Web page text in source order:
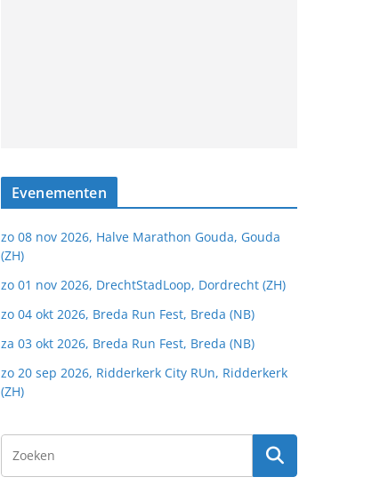
Evenementen
zo 08 nov 2026, Halve Marathon Gouda, Gouda
(ZH)
zo 01 nov 2026, DrechtStadLoop, Dordrecht (ZH)
zo 04 okt 2026, Breda Run Fest, Breda (NB)
za 03 okt 2026, Breda Run Fest, Breda (NB)
zo 20 sep 2026, Ridderkerk City RUn, Ridderkerk
(ZH)